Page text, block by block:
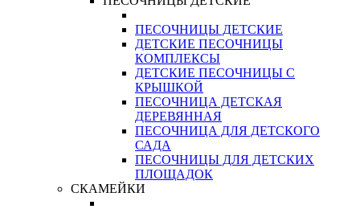
ПЕСОЧНИЦЫ ДЕТСКИЕ
ДЕТСКИЕ ПЕСОЧНИЦЫ
КОМПЛЕКСЫ
ДЕТСКИЕ ПЕСОЧНИЦЫ С
КРЫШКОЙ
ПЕСОЧНИЦА ДЕТСКАЯ
ДЕРЕВЯННАЯ
ПЕСОЧНИЦА ДЛЯ ДЕТСКОГО
САДА
ПЕСОЧНИЦЫ ДЛЯ ДЕТСКИХ
ПЛОЩАДОК
СКАМЕЙКИ